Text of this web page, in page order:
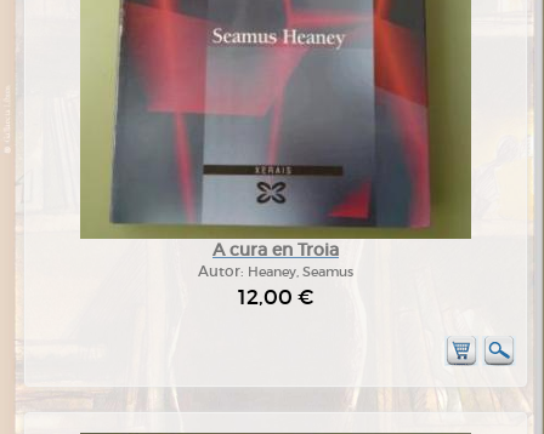
A cura en Troia
Autor: Heaney, Seamus
12,00 €